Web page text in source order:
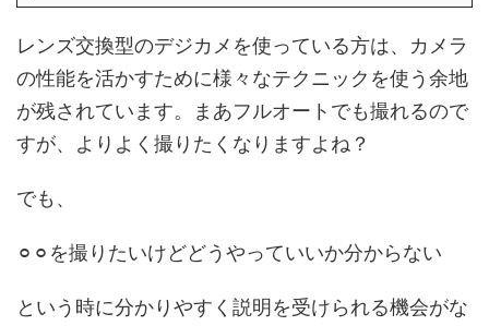
レンズ交換型のデジカメを使っている方は、カメラ
の性能を活かすために様々なテクニックを使う余地
が残されています。まあフルオートでも撮れるので
すが、よりよく撮りたくなりますよね？
でも、
⚪︎⚪︎を撮りたいけどどうやっていいか分からない
という時に分かりやすく説明を受けられる機会がな